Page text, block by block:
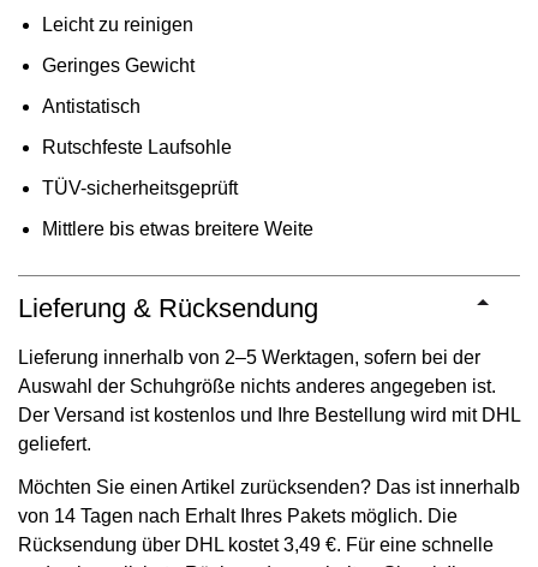
Leicht zu reinigen
Geringes Gewicht
Antistatisch
Rutschfeste Laufsohle
TÜV-sicherheitsgeprüft
Mittlere bis etwas breitere Weite
Lieferung & Rücksendung
Lieferung innerhalb von 2–5 Werktagen, sofern bei der
Auswahl der Schuhgröße nichts anderes angegeben ist.
Der Versand ist kostenlos und Ihre Bestellung wird mit DHL
geliefert.
Möchten Sie einen Artikel zurücksenden? Das ist innerhalb
von 14 Tagen nach Erhalt Ihres Pakets möglich. Die
Rücksendung über DHL kostet 3,49 €. Für eine schnelle